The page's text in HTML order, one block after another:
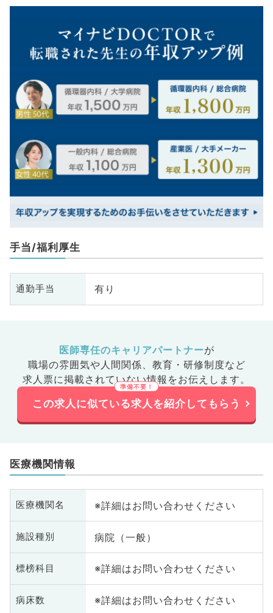
手当/福利厚生
通勤手当 有り
医師専任のキャリアパートナーが
職場の雰囲気や人間関係、 教育・研修制度など
求人票に掲載されていない情報をお伝えします。
この求人に似ている求人を紹介してもらう
医療機関情報
医療機関名 ※詳細はお問い合わせください
施設種別 病院（一般）
標榜科目 ※詳細はお問い合わせください
病床数 ※詳細はお問い合わせください